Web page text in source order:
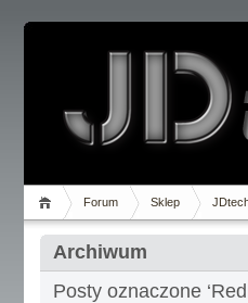
Forum Sklep
Archiwum
Posty oznaczone